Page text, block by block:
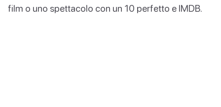
film o uno spettacolo con un 10 perfetto e IMDB.